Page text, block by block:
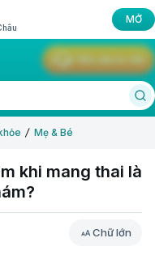
MỞ
Mẹ & Bé
khi mang thai là
Chữ lớn